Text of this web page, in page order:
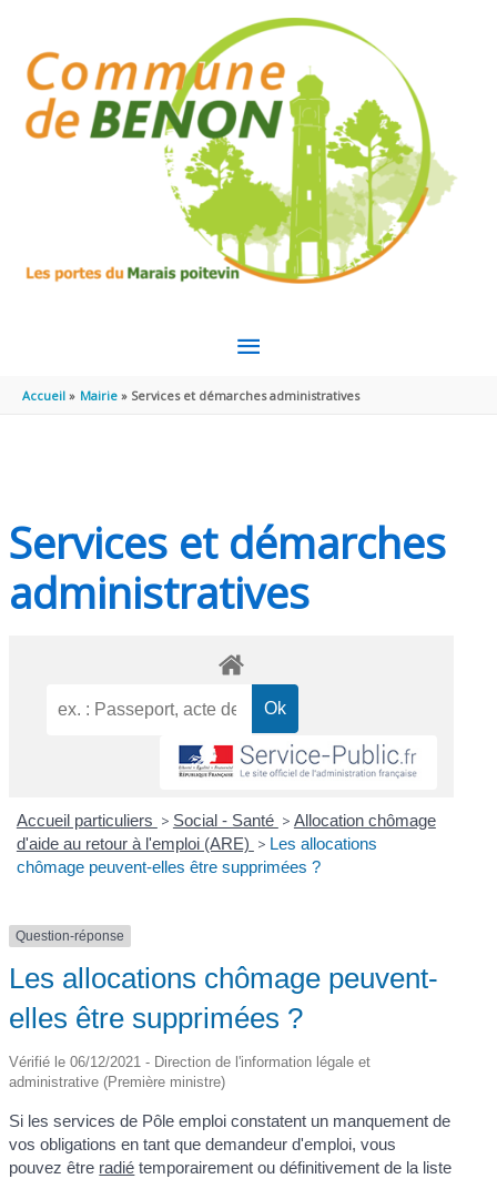
MENU
PRINCIPAL
Accueil Mairie Services et démarches administratives
Services et démarches
administratives
Accueil particuliers > Social - Santé > Allocation chômage
d'aide au retour à l'emploi (ARE) > Les allocations
chômage peuvent-elles être supprimées ?
Question-réponse
Les allocations chômage peuvent-
elles être supprimées ?
Vérifié le 06/12/2021 - Direction de l'information légale et
administrative (Première ministre)
Si les services de Pôle emploi constatent un manquement de
vos obligations en tant que demandeur d'emploi, vous
pouvez être radié temporairement ou définitivement de la liste